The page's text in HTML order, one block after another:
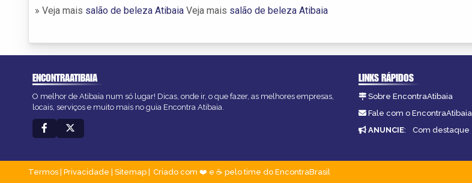
» Veja mais salão de beleza Atibaia Veja mais salão de beleza Atibaia
ENCONTRAATIBAIA
O melhor de Atibaia num só lugar! Dicas, onde ir, o que fazer, as melhores empresas,
locais, serviços e muito mais no guia Encontra Atibaia.
LINKS RÁPIDOS
Sobre EncontraAtibaia
Fale com o EncontraAtibaia
ANUNCIE: Com destaque
Termos Privacidade Sitemap Criado com ❤️ e ☕ pelo time do EncontraBrasil